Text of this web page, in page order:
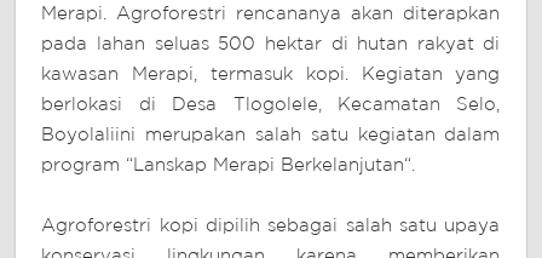
Merapi. Agroforestri rencananya akan diterapkan
pada lahan seluas 500 hektar di hutan rakyat di
kawasan Merapi, termasuk kopi. Kegiatan yang
berlokasi di Desa Tlogolele, Kecamatan Selo,
Boyolaliini merupakan salah satu kegiatan dalam
program “Lanskap Merapi Berkelanjutan“.
Agroforestri kopi dipilih sebagai salah satu upaya